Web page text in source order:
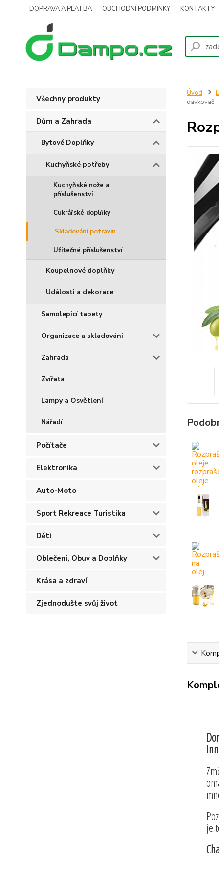
DOPRAVA A PLATBA OBCHODNÍ PODMÍNKY KONTAKTY
Všechny produkty
Dům a Zahrada
Bytové Doplňky
Kuchyňské potřeby
Kuchyňské nože a
příslušenství
Cukrářské doplňky
Skladování potravin
Užitečné příslušenství
Koupelnové doplňky
Události a dekorace
Samolepící tapety
Organizace a skladování
Zahrada
Zvířata
Lampy a Osvětlení
Nářadí
Počítače
Elektronika
Auto-Moto
Sport Rekreace Turistika
Děti
Oblečení, Obuv a Doplňky
Krása a zdraví
Zjednodušte svůj život
Úvod
dávkovač
je